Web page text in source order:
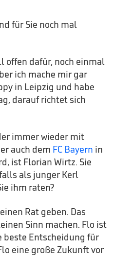
für Sie noch mal
offen dafür, noch einmal
ich mache mir gar
in Leipzig und habe
darauf richtet sich
immer wieder mit
auch dem FC Bayern in
ist Florian Wirtz. Sie
als junger Kerl
ihm raten?
Rat geben. Das
Sinn machen. Flo ist
beste Entscheidung für
eine große Zukunft vor